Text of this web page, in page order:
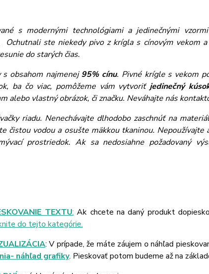
s modernými technológiami a jedinečnými
Ochutnali ste niekedy pivo z krígla s cínovým vekom
do starých čias.
s obsahom najmenej95% cínu. Pivné krígle s vekom
ba čo viac, pomôžeme vám vytvoriťjedinečný
alebo vlastný obrázok, či značku. Neváhajte nás
riadu. Nenechávajte dlhodobo zaschnúť na
čistou vodou a osušte mäkkou tkaninou. Nepoužívajte
prostriedok. Ak sa nedosiahne požadovaný
TEXTU: Ak chcete na daný produkt
do tejto kategórie.
: V prípade, že máte záujem o náhľad
náhľad grafiky. Pieskovať potom budeme až na